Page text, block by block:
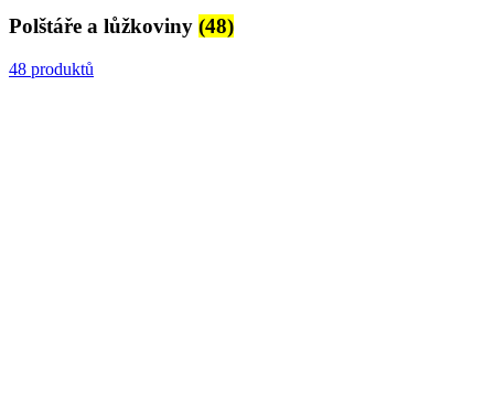
Polštáře a lůžkoviny (48)
48 produktů